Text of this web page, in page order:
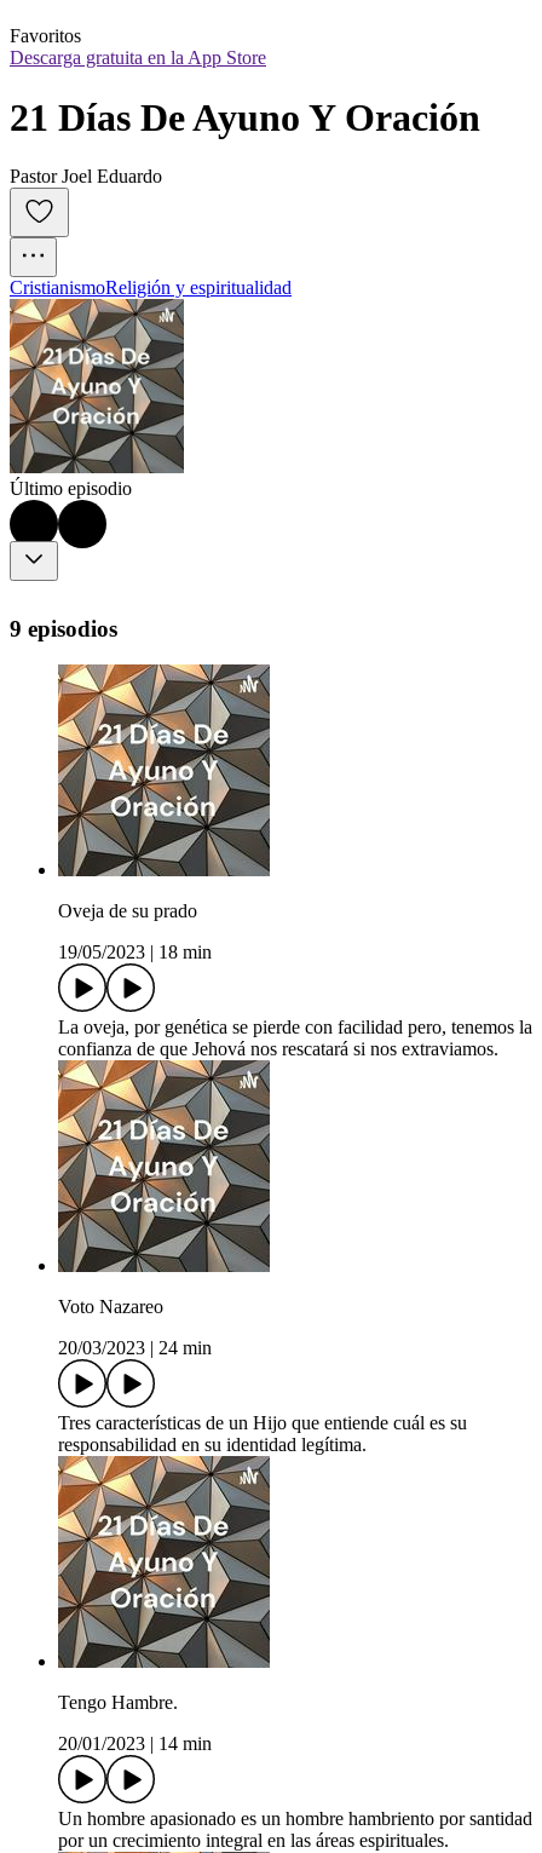
Favoritos
Descarga gratuita en la App Store
21 Días De Ayuno Y Oración
Pastor Joel Eduardo
CristianismoReligión y espiritualidad
Último episodio
9 episodios
Oveja de su prado
19/05/2023
18 min
La oveja, por genética se pierde con facilidad pero, tenemos la
confianza de que Jehová nos rescatará si nos extraviamos.
Voto Nazareo
20/03/2023
24 min
Tres características de un Hijo que entiende cuál es su
responsabilidad en su identidad legítima.
Tengo Hambre.
20/01/2023
14 min
Un hombre apasionado es un hombre hambriento por santidad
por un crecimiento integral en las áreas espirituales.